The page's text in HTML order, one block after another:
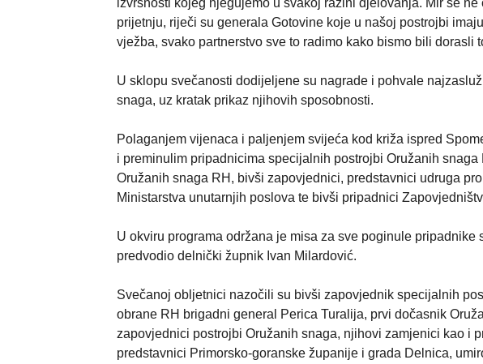
prijetnju, riječi su generala Gotovine koje u našoj postrojbi
vježba, svako partnerstvo sve to radimo kako bismo bili dorasli
U sklopu svečanosti dodijeljene su nagrade i pohvale
snaga, uz kratak prikaz njihovih sposobnosti.
Polaganjem vijenaca i paljenjem svijeća kod križa ispred
i preminulim pripadnicima specijalnih postrojbi Oružanih
Oružanih snaga RH, bivši zapovjednici, predstavnici udruga
Ministarstva unutarnjih poslova te bivši pripadnici
U okviru programa održana je misa za sve poginule
predvodio delnički župnik Ivan Milardović.
Svečanoj obljetnici nazočili su bivši zapovjednik specijalnih
obrane RH brigadni general Perica Turalija, prvi dočasnik
zapovjednici postrojbi Oružanih snaga, njihovi zamjenici kao i
predstavnici Primorsko-goranske županije i grada Delnica,